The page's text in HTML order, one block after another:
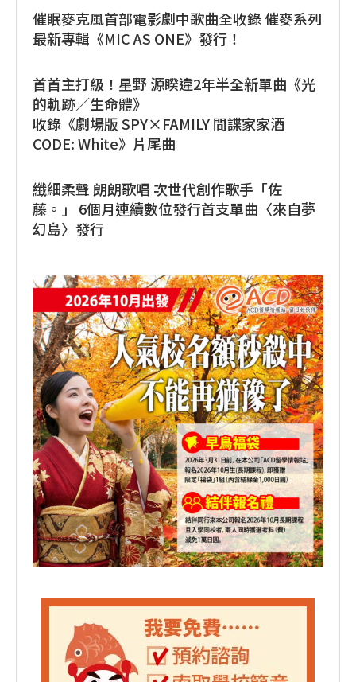
催眠麥克風首部電影劇中歌曲全收錄 催麥系列
最新專輯《MIC AS ONE》發行！
首首主打級！星野 源睽違2年半全新單曲《光
的軌跡／生命體》
收錄《劇場版 SPY×FAMILY 間諜家家酒
CODE: White》片尾曲
纖細柔聲 朗朗歌唱 次世代創作歌手「佐
藤。」 6個月連續數位發行首支單曲〈來自夢
幻島〉發行